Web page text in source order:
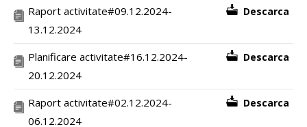
Raport activitate#09.12.2024-
13.12.2024
Descarca
Planificare activitate#16.12.2024-
20.12.2024
Descarca
Raport activitate#02.12.2024-
06.12.2024
Descarca